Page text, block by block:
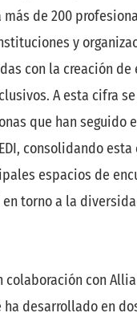
más de 200
y
con la creación de
A esta cifra
que han seguido
consolidando
espacios de
torno a la
colaboración con
ha desarrollado en